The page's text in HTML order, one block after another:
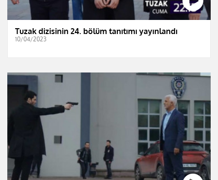
Tuzak dizisinin 24. bölüm tanıtımı yayınlandı
10/04/2023